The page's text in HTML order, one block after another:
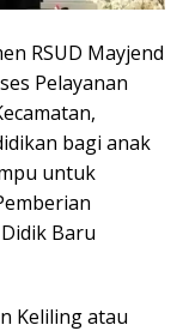
RSUD Mayjend
Pelayanan
bagi anak
untuk
Baru
Keliling atau